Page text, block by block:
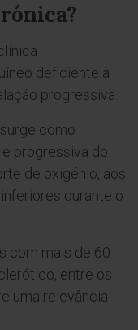
deficiente a
progressiva.
como
progressiva do
de oxigénio, aos
durante o
com mais de 60
entre os
uma relevância